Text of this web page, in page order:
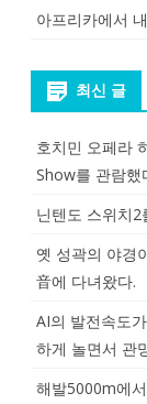
아프리카에서
최신 글
호치민 오페라
Show를 관람했
닌텐도 스위치2
옛 성곽의 야경
音에 다녀왔다.
AI의 발전속도
하게 놀면서 관
해발5000m에